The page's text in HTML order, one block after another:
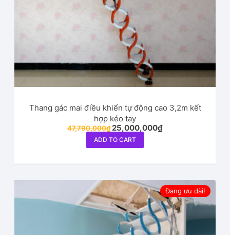
Thang gác mai điều khiển tự động cao 3,2m kết
hợp kéo tay
47,790,000₫ 25,000,000₫
ADD TO CART
Đang ưu đãi!